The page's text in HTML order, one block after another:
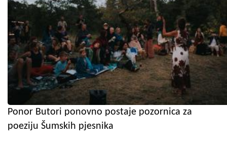
Ponor Butori ponovno postaje pozornica za
poeziju Šumskih pjesnika